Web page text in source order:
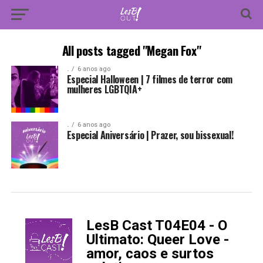
All posts tagged "Megan Fox"
. 6 anos ago
Especial Halloween | 7 filmes de terror com
mulheres LGBTQIA+
. 6 anos ago
Especial Aniversário | Prazer, sou bissexual!
LesB Cast T04E04 - O
Ultimato: Queer Love -
amor, caos e surtos
-